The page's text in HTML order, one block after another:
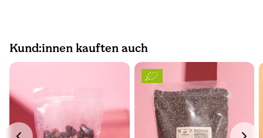
Kund:innen kauften auch